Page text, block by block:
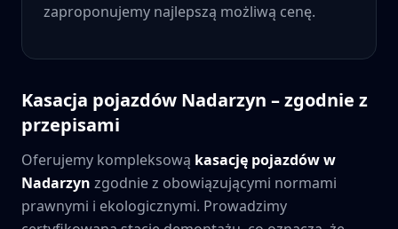
zaproponujemy najlepszą możliwą cenę.
Kasacja pojazdów Nadarzyn – zgodnie z
przepisami
Oferujemy kompleksową kasację pojazdów w
Nadarzyn zgodnie z obowiązującymi normami
prawnymi i ekologicznymi. Prowadzimy